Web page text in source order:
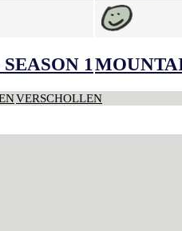
1
VERSCHOLLEN